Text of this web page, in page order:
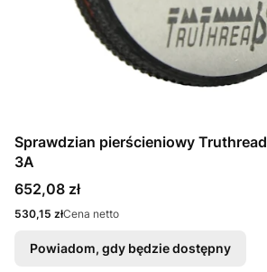
Sprawdzian pierścieniowy Truthread
3A
Cena
652,08 zł
Cena
530,15 złCena netto
Powiadom, gdy będzie dostępny